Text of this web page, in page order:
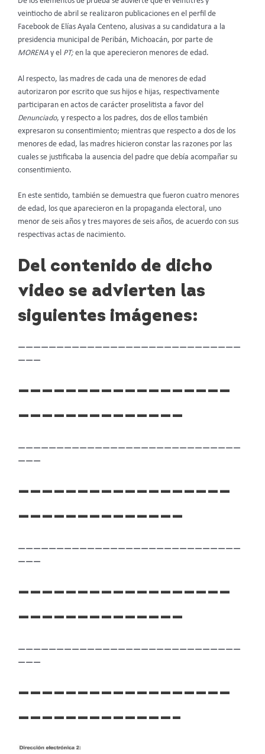
veintiocho de abril se realizaron publicaciones en el perfil de
Facebook de Elías Ayala Centeno, alusivas a su candidatura a la
presidencia municipal de Peribán, Michoacán, por parte de
MORENA y el PT; en la que aperecieron menores de edad.
Al respecto, las madres de cada una de menores de edad
autorizaron por escrito que sus hijos e hijas, respectivamente
participaran en actos de carácter proselitista a favor del
Denunciado, y respecto a los padres, dos de ellos también
expresaron su consentimiento; mientras que respecto a dos de los
menores de edad, las madres hicieron constar las razones por las
cuales se justificaba la ausencia del padre que debía acompañar su
consentimiento.
En este sentido, también se demuestra que fueron cuatro menores
de edad, los que aparecieron en la propaganda electoral, uno
menor de seis años y tres mayores de seis años, de acuerdo con sus
respectivas actas de nacimiento.
Del contenido de dicho
video se advierten las
siguientes imágenes:
—————————————————————————————
———
——————————————————
——————————————
—————————————————————————————
———
——————————————————
——————————————
—————————————————————————————
———
——————————————————
——————————————
—————————————————————————————
———
——————————————————
—————————————–